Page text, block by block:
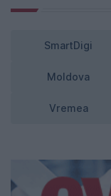
SmartDigi
Moldova
Vremea